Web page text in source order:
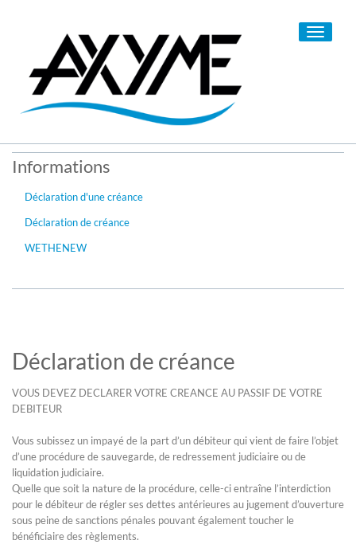
Toggle
Informations
Déclaration d'une créance
Déclaration de créance
WETHENEW
Déclaration de créance
VOUS DEVEZ DECLARER VOTRE CREANCE AU PASSIF DE VOTRE
DEBITEUR
Vous subissez un impayé de la part d’un débiteur qui vient de faire l’objet
d’une procédure de sauvegarde, de redressement judiciaire ou de
liquidation judiciaire.
Quelle que soit la nature de la procédure, celle-ci entraîne l’interdiction
pour le débiteur de régler ses dettes antérieures au jugement d’ouverture
sous peine de sanctions pénales pouvant également toucher le
bénéficiaire des règlements.